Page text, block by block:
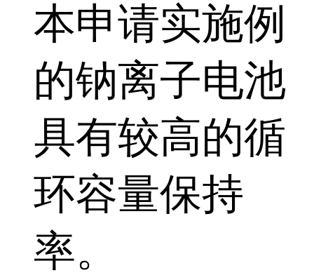
本申请实施例
的钠离子电池
具有较高的循
环容量保持
率。